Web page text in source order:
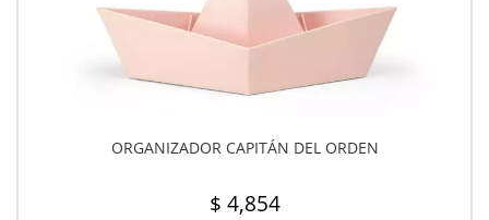
ORGANIZADOR CAPITÁN DEL ORDEN
$ 4,854